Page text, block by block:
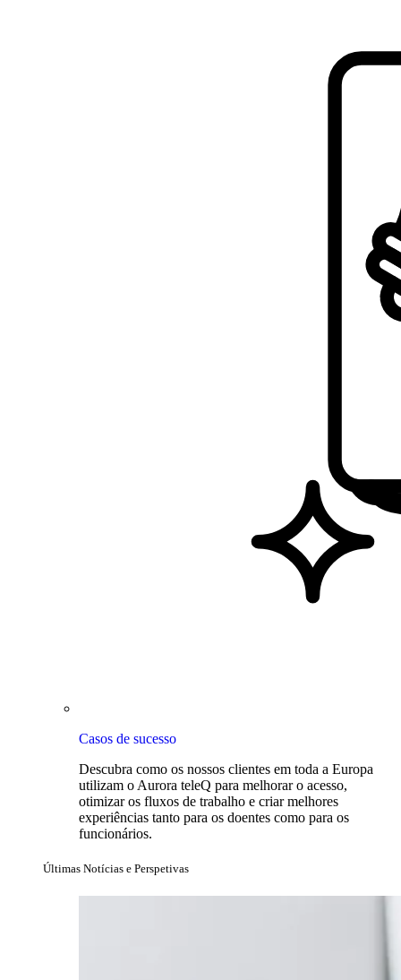
Casos de sucesso
Descubra como os nossos clientes em toda a Europa
utilizam o Aurora teleQ para melhorar o acesso,
otimizar os fluxos de trabalho e criar melhores
experiências tanto para os doentes como para os
funcionários.
Últimas Notícias e Perspetivas